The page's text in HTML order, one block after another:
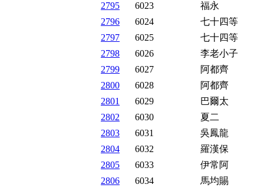
2795
6023
福永
2796
6024
七十四等
2797
6025
七十四等
2798
6026
李老小子
2799
6027
阿都齊
2800
6028
阿都齊
2801
6029
巴爾太
2802
6030
夏二
2803
6031
吳鳳龍
2804
6032
羅漢保
2805
6033
伊常阿
2806
6034
馬均賜